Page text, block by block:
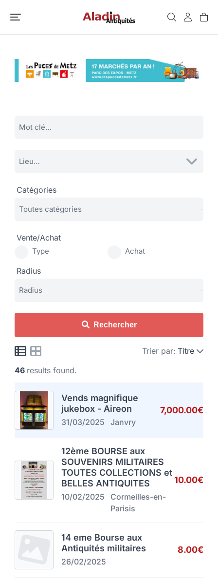
Catégories
Vente/Achat
Type Achat
Radius
Rechercher
Trier par: Titre
46 results found.
Vends magnifique
jukebox - Aireon
31/03/2025 Janvry
7,000.00€
12ème BOURSE aux
SOUVENIRS MILITAIRES
TOUTES COLLECTIONS et
BELLES ANTIQUITES
10/02/2025
Cormeilles-en-
Parisis
10.00€
14 eme Bourse aux
Antiquités militaires
26/02/2025
8.00€